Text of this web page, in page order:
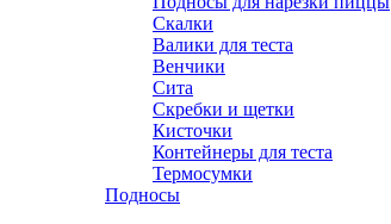
Скалки
Валики для теста
Венчики
Сита
Скребки и щетки
Кисточки
Контейнеры для теста
Термосумки
Подносы